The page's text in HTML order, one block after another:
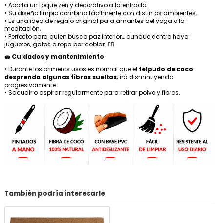
• Aporta un toque zen y decorativo a la entrada.
• Su diseño limpio combina fácilmente con distintos ambientes.
• Es una idea de regalo original para amantes del yoga o la
meditación.
• Perfecto para quien busca paz interior… aunque dentro haya
juguetes, gatos o ropa por doblar. 🧘‍♀️
🧽 Cuidados y mantenimiento
• Durante los primeros usos es normal que el felpudo de coco
desprenda algunas fibras sueltas; irá disminuyendo
progresivamente.
• Sacudir o aspirar regularmente para retirar polvo y fibras.
También podría interesarle